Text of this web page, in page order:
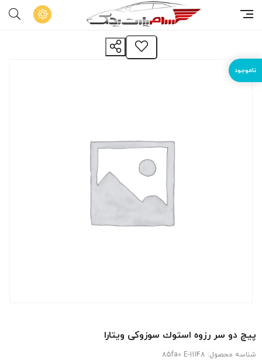
پیچ دو سر رزوه استوك سوزوکی ویتارا
شناسه محصول: 11148-85fa0 E